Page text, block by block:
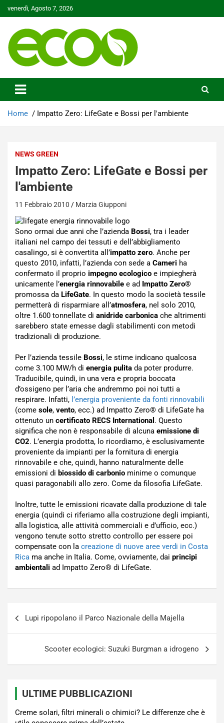
to
venerdì, Agosto 7, 2026
Ecoo.it
Home Impatto Zero: LifeGate e Bossi per l'ambiente
NEWS GREEN
Impatto Zero: LifeGate e Bossi per
l'ambiente
11 Febbraio 2010 Marzia Giupponi
Sono ormai due anni che l’azienda Bossi, tra i leader
italiani nel campo dei tessuti e dell’abbigliamento
casalingo, si è convertita all’impatto zero. Anche per
questo 2010, infatti, l’azienda con sede a Cameri ha
confermato il proprio impegno ecologico e impiegherà
unicamente l’energia rinnovabile e ad Impatto Zero®
promossa da LifeGate. In questo modo la società tessile
permetterà di risparmiare all’atmosfera, nel solo 2010,
oltre 1.600 tonnellate di anidride carbonica che altrimenti
sarebbero state emesse dagli stabilimenti con metodi
tradizionali di produzione.
Per l’azienda tessile Bossi, le stime indicano qualcosa
come 3.100 MW/h di energia pulita da poter produrre.
Traducibile, quindi, in una vera e propria boccata
d’ossigeno per l’aria che andremmo poi noi tutti a
respirare. Infatti, l’energia proveniente da fonti rinnovabili
(come sole, vento, ecc.) ad Impatto Zero® di LifeGate ha
ottenuto un certificato RECS International . Questo
significa che non è responsabile di alcuna emissione di
CO2. L’energia prodotta, lo ricordiamo, è esclusivamente
proveniente da impianti per la fornitura di energia
rinnovabile e che, quindi, hanno naturalmente delle
emissioni di biossido di carbonio minime o comunque
quasi paragonabili allo zero. Come da filosofia LifeGate.
Inoltre, tutte le emissioni ricavate dalla produzione di tale
energia (quindi ci riferiamo alla costruzione degli impianti,
alla logistica, alle attività commerciali e d’ufficio, ecc.)
vengono tenute sotto stretto controllo per essere poi
compensate con la creazione di nuove aree verdi in Costa
Rica ma anche in Italia. Come, ovviamente, dai principi
ambientali ad Impatto Zero® di LifeGate.
articoli
Lupi ripopolano il Parco Nazionale della Majella
Scooter ecologici: Suzuki Burgman a idrogeno
ULTIME PUBBLICAZIONI
Creme solari, filtri minerali o chimici? Le differenze che è